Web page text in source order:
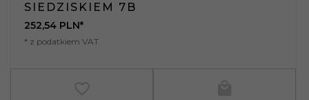
SIEDZISKIEM 7B
252,54 PLN*
* z podatkiem VAT